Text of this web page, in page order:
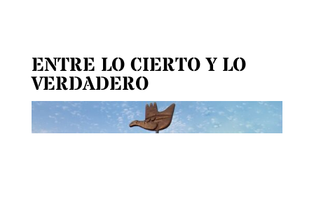
ENTRE LO CIERTO Y LO
VERDADERO